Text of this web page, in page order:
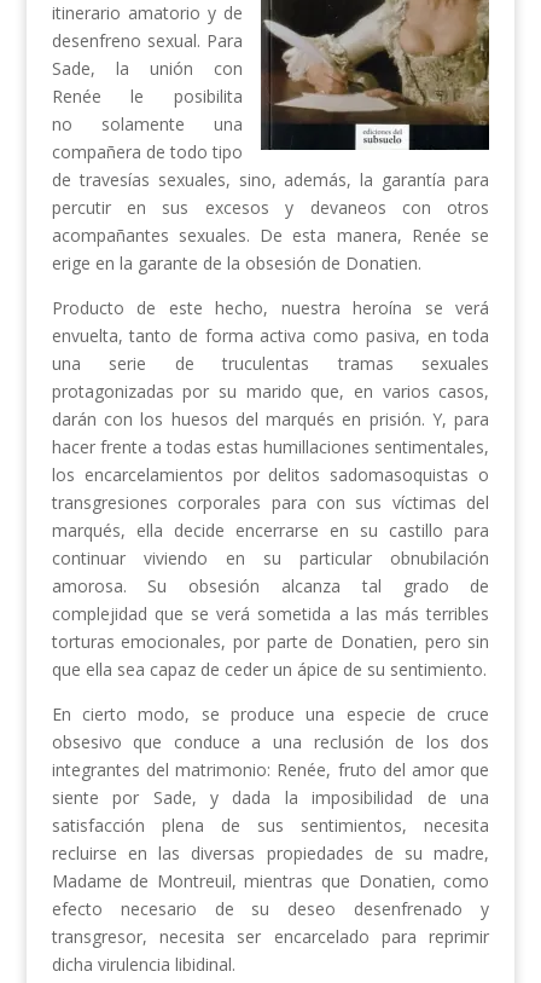
itinerario amatorio y de
desenfreno sexual. Para
Sade, la unión con
Renée le posibilita
no solamente una
compañera de todo tipo
de travesías sexuales, sino, además, la garantía para
percutir en sus excesos y devaneos con otros
acompañantes sexuales. De esta manera, Renée se
erige en la garante de la obsesión de Donatien.
Producto de este hecho, nuestra heroína se verá
envuelta, tanto de forma activa como pasiva, en toda
una serie de truculentas tramas sexuales
protagonizadas por su marido que, en varios casos,
darán con los huesos del marqués en prisión. Y, para
hacer frente a todas estas humillaciones sentimentales,
los encarcelamientos por delitos sadomasoquistas o
transgresiones corporales para con sus víctimas del
marqués, ella decide encerrarse en su castillo para
continuar viviendo en su particular obnubilación
amorosa. Su obsesión alcanza tal grado de
complejidad que se verá sometida a las más terribles
torturas emocionales, por parte de Donatien, pero sin
que ella sea capaz de ceder un ápice de su sentimiento.
En cierto modo, se produce una especie de cruce
obsesivo que conduce a una reclusión de los dos
integrantes del matrimonio: Renée, fruto del amor que
siente por Sade, y dada la imposibilidad de una
satisfacción plena de sus sentimientos, necesita
recluirse en las diversas propiedades de su madre,
Madame de Montreuil, mientras que Donatien, como
efecto necesario de su deseo desenfrenado y
transgresor, necesita ser encarcelado para reprimir
dicha virulencia libidinal.